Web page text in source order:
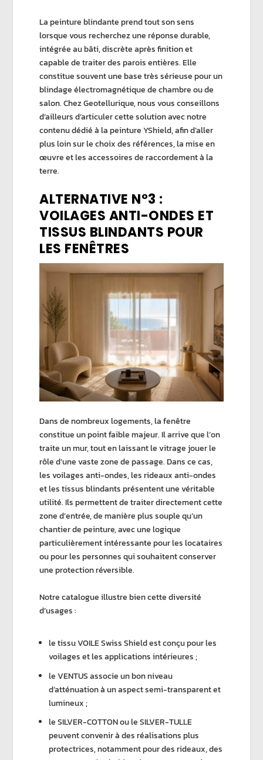
Lapeinture blindanteprend tout son sens
lorsque vous recherchez une réponse durable,
intégrée au bâti, discrète après finition et
capable de traiter des parois entières. Elle
constitue souvent une base très sérieuse pour un
blindage électromagnétiquede chambre ou de
salon. ChezGeotellurique, nous vous conseillons
d’ailleurs d’articuler cette solution avec notre
contenu dédié à lapeinture YShield, afin d’aller
plus loin sur le choix des références, la mise en
œuvre et les accessoires de raccordement à la
terre.
ALTERNATIVE N°3 :
VOILAGES ANTI-ONDES ET
TISSUS BLINDANTS POUR
LES FENÊTRES
Dans de nombreux logements, la fenêtre
constitue un point faible majeur. Il arrive que l’on
traite un mur, tout en laissant le vitrage jouer le
rôle d’une vaste zone de passage. Dans ce cas,
lesvoilages anti-ondes, lesrideaux anti-ondes
et lestissus blindantsprésentent une véritable
utilité. Ils permettent de traiter directement cette
zone d’entrée, de manière plus souple qu’un
chantier de peinture, avec une logique
particulièrement intéressante pour les locataires
ou pour les personnes qui souhaitent conserver
une protection réversible.
Notre catalogue illustre bien cette diversité
d’usages :
letissu VOILE Swiss Shieldest conçu pour les
voilages et les applications intérieures ;
leVENTUSassocie un bon niveau
d’atténuationà un aspect semi-transparent et
lumineux ;
leSILVER-COTTONou leSILVER-TULLE
peuvent convenir à des réalisations plus
protectrices, notamment pour des rideaux, des